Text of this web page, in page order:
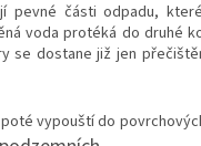
pevné části odpadu,
voda protéká do druhé
se dostane již jen
vypouští do